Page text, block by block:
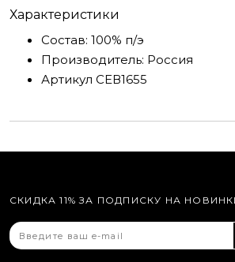
Характеристики
Состав: 100% п/э
Производитель: Россия
Артикул СЕВ1655
СКИДКА 11% ЗА ПОДПИСКУ НА